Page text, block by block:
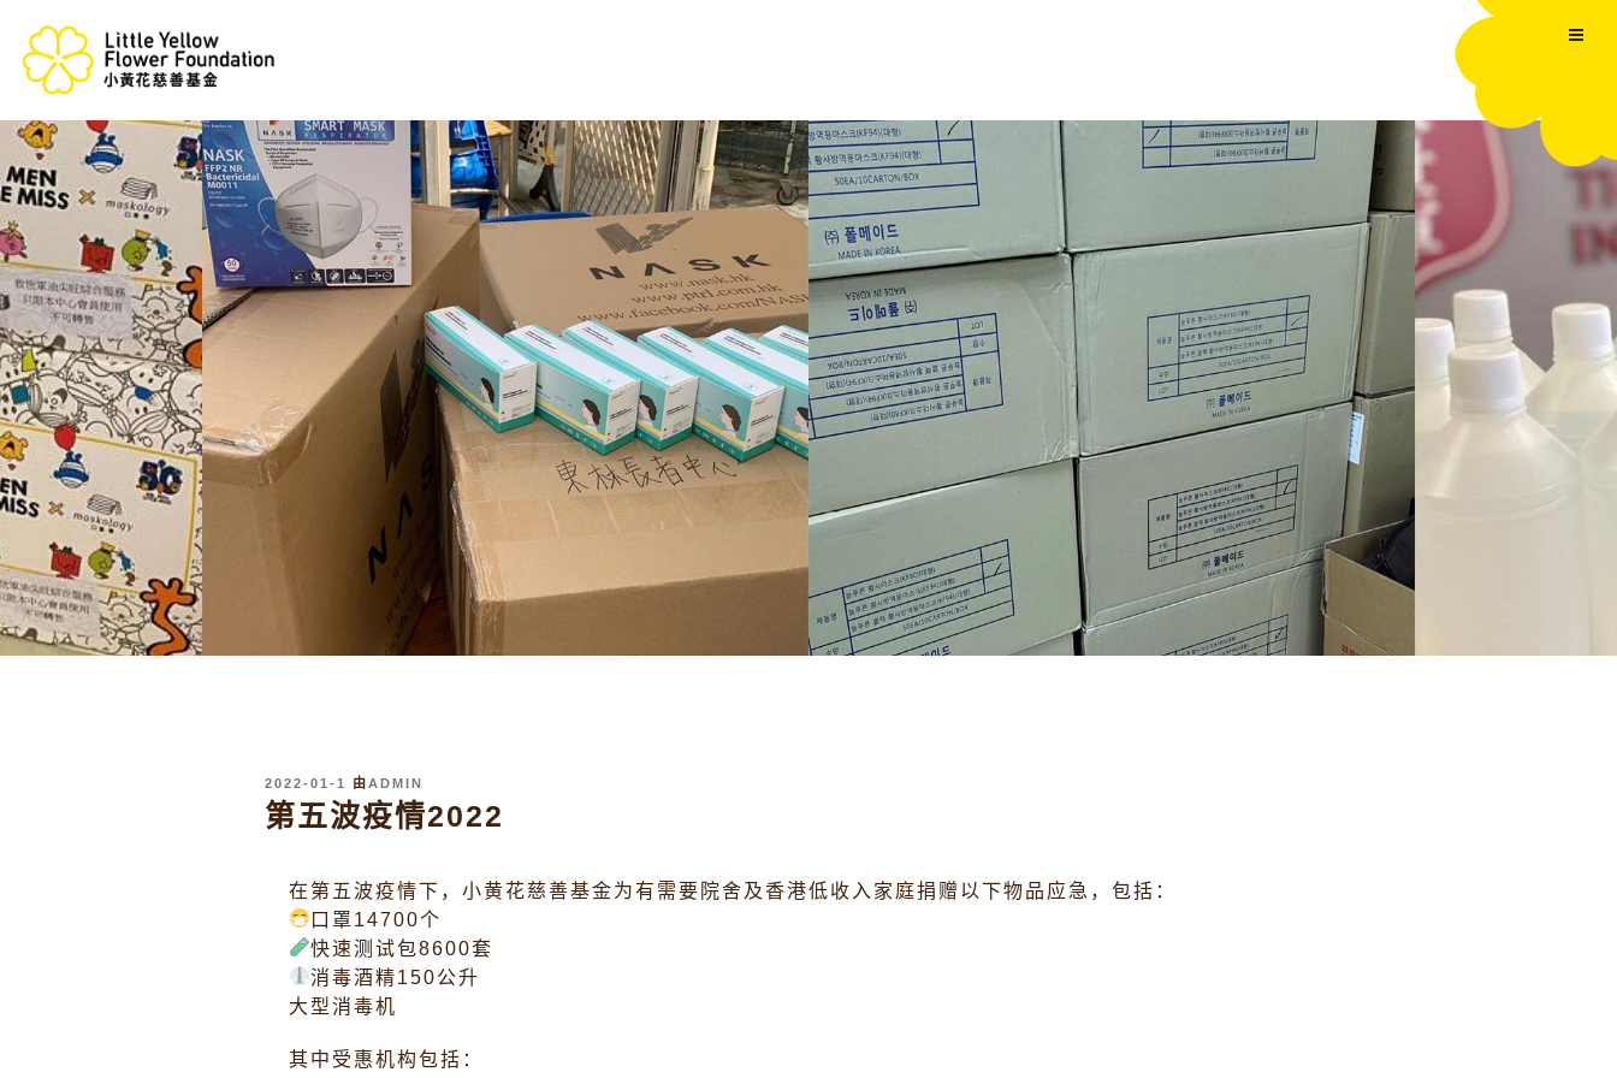
发
布
于
2022-01-1 由ADMIN
第五波疫情2022
在第五波疫情下，小黄花慈善基金为有需要院舍及香港低收入家庭捐赠以下物品应急，包括：
口罩14700个
快速测试包8600套
消毒酒精150公升
大型消毒机
其中受惠机构包括：